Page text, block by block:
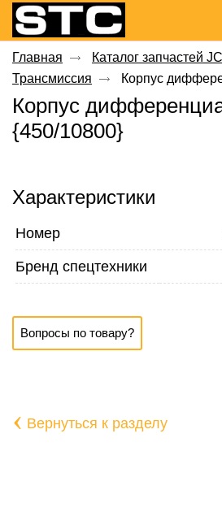
Главная
Каталог запчастей
Трансмиссия
Корпус
Корпус
{450/10800}
Характеристики
Номер
Бренд спецтехники
Вопросы по товару?
‹ Вернуться к разделу